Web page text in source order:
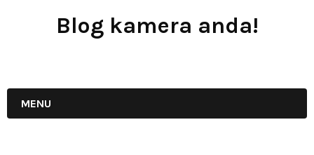
Blog kamera anda!
MENU